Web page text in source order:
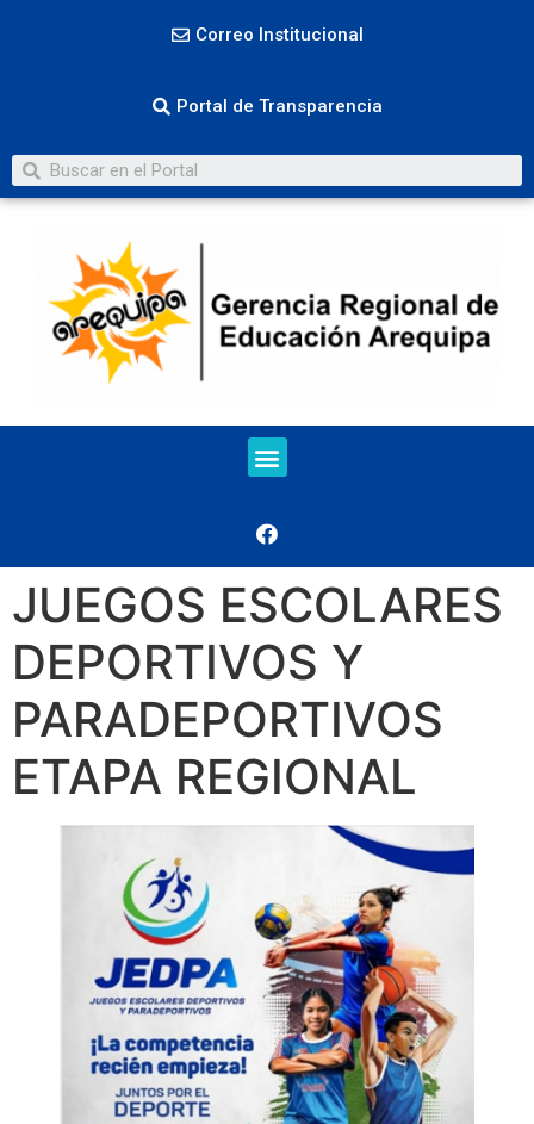
Correo Institucional
Portal de Transparencia
JUEGOS ESCOLARES
DEPORTIVOS Y
PARADEPORTIVOS
ETAPA REGIONAL